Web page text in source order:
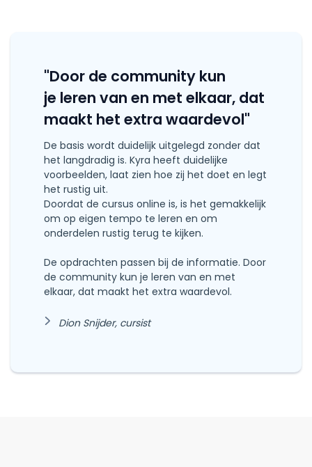
"Door de community kun
je leren van en met elkaar, dat
maakt het extra waardevol"
De basis wordt duidelijk uitgelegd zonder dat
het langdradig is. Kyra heeft duidelijke
voorbeelden, laat zien hoe zij het doet en legt
het rustig uit.
Doordat de cursus online is, is het gemakkelijk
om op eigen tempo te leren en om
onderdelen rustig terug te kijken.
De opdrachten passen bij de informatie. Door
de community kun je leren van en met
elkaar, dat maakt het extra waardevol.
Dion Snijder, cursist